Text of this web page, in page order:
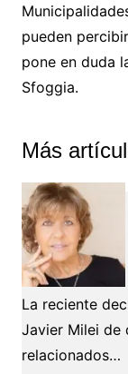
pueden
pone en duda
Sfoggia.
Más
La reciente
Javier Milei de
relacionados…